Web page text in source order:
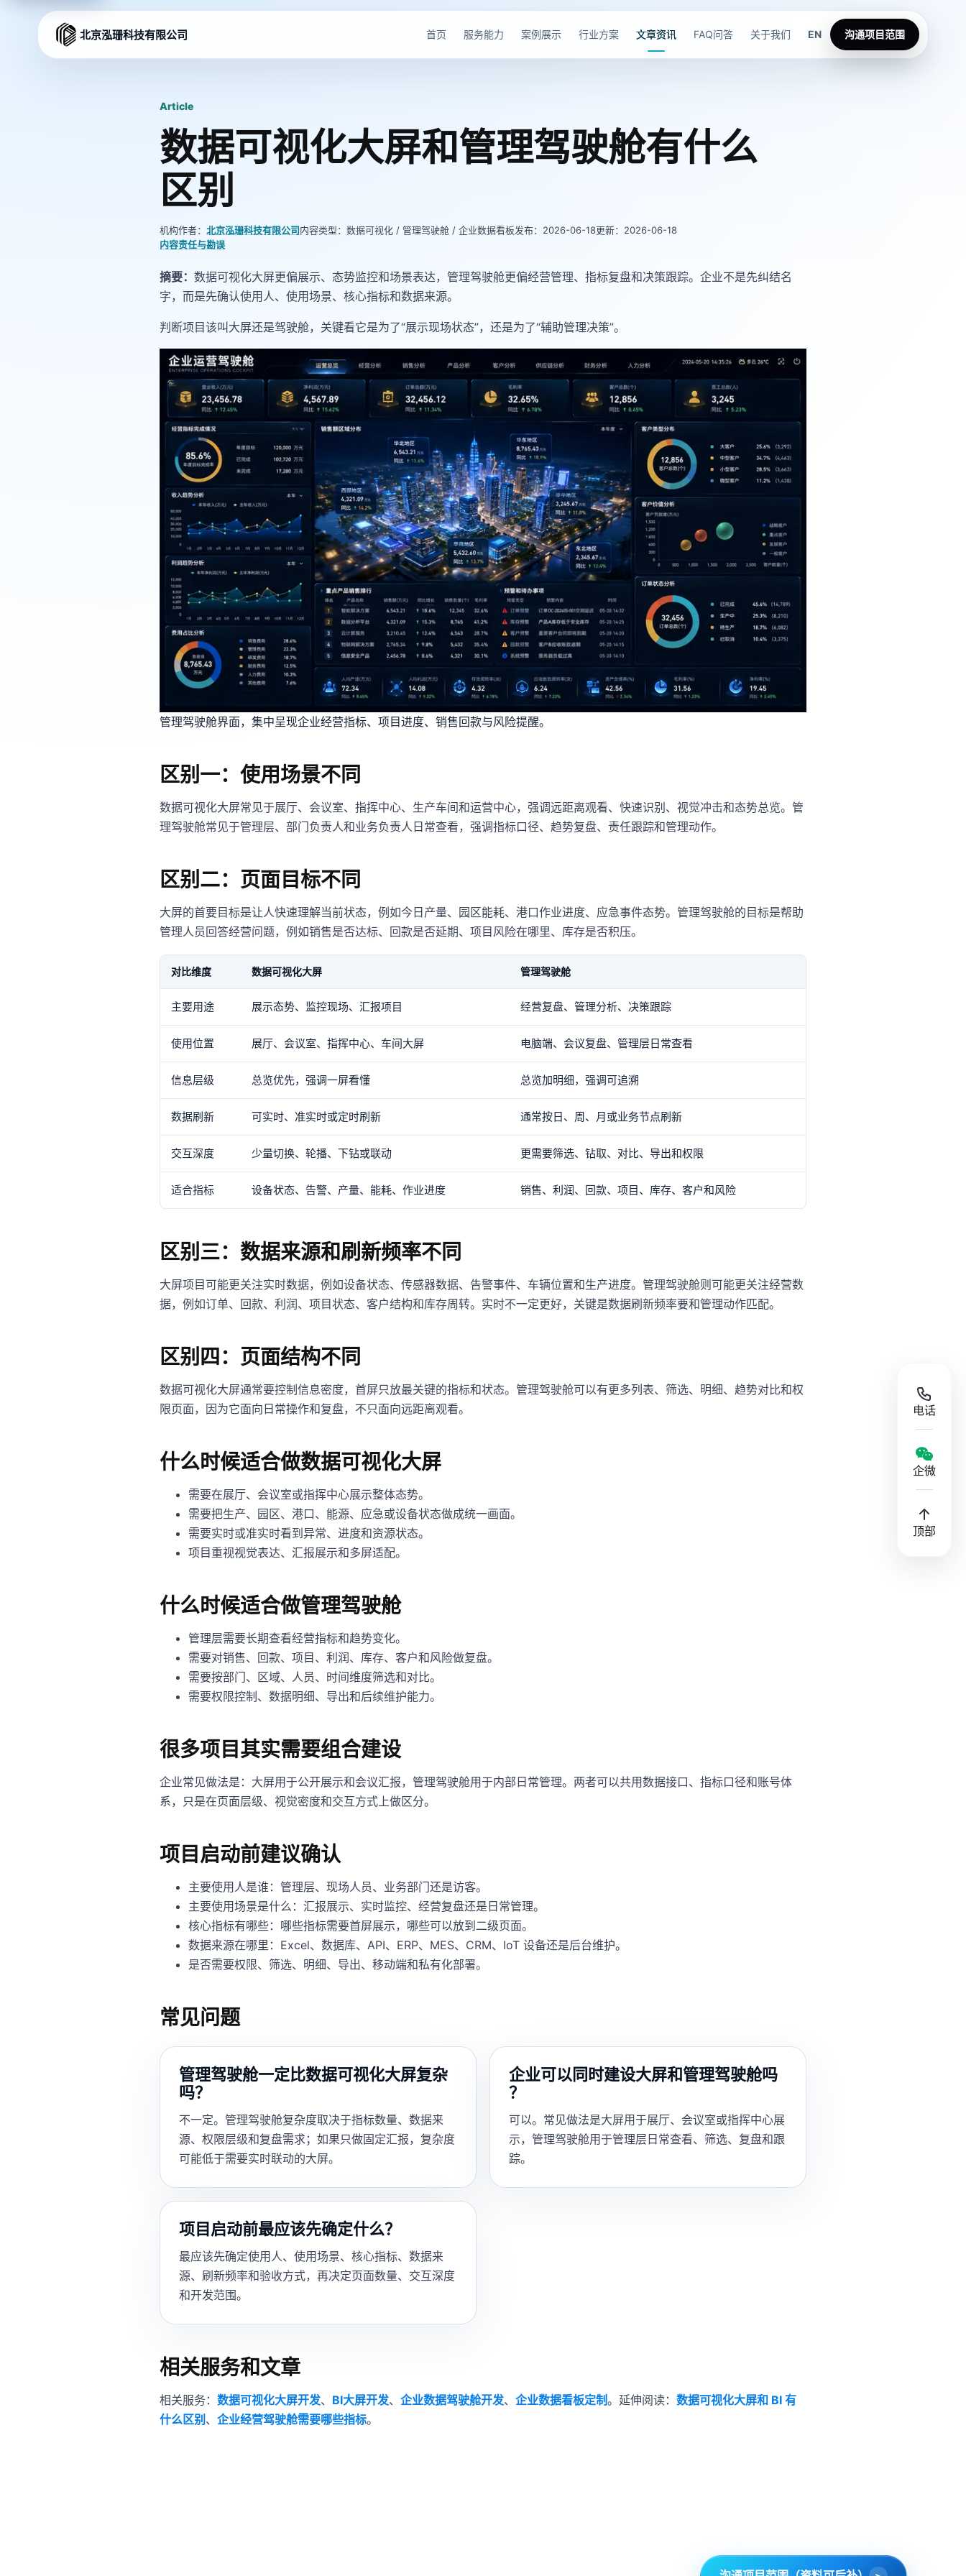
北京泓珊科技有限公司 首页 服务能力 案例展示 行业方案 文章资讯 FAQ问答 关于我们 EN 沟通项目范围
Article
数据可视化大屏和管理驾驶舱有什么
区别
机构作者： 北京泓珊科技有限公司内容类型：数据可视化 / 管理驾驶舱 / 企业数据看板发布：2026-06-18更新：2026-06-18
内容责任与勘误
摘要： 数据可视化大屏更偏展示、态势监控和场景表达，管理驾驶舱更偏经营管理、指标复盘和决策跟踪。企业不是先纠结名
字，而是先确认使用人、使用场景、核心指标和数据来源。
判断项目该叫大屏还是驾驶舱，关键看它是为了“展示现场状态”，还是为了“辅助管理决策”。
管理驾驶舱界面，集中呈现企业经营指标、项目进度、销售回款与风险提醒。
区别一：使用场景不同
数据可视化大屏常见于展厅、会议室、指挥中心、生产车间和运营中心，强调远距离观看、快速识别、视觉冲击和态势总览。管
理驾驶舱常见于管理层、部门负责人和业务负责人日常查看，强调指标口径、趋势复盘、责任跟踪和管理动作。
区别二：页面目标不同
大屏的首要目标是让人快速理解当前状态，例如今日产量、园区能耗、港口作业进度、应急事件态势。管理驾驶舱的目标是帮助
管理人员回答经营问题，例如销售是否达标、回款是否延期、项目风险在哪里、库存是否积压。
对比维度 数据可视化大屏 管理驾驶舱
主要用途 展示态势、监控现场、汇报项目 经营复盘、管理分析、决策跟踪
使用位置 展厅、会议室、指挥中心、车间大屏 电脑端、会议复盘、管理层日常查看
信息层级 总览优先，强调一屏看懂 总览加明细，强调可追溯
数据刷新 可实时、准实时或定时刷新 通常按日、周、月或业务节点刷新
交互深度 少量切换、轮播、下钻或联动 更需要筛选、钻取、对比、导出和权限
适合指标 设备状态、告警、产量、能耗、作业进度 销售、利润、回款、项目、库存、客户和风险
区别三：数据来源和刷新频率不同
大屏项目可能更关注实时数据，例如设备状态、传感器数据、告警事件、车辆位置和生产进度。管理驾驶舱则可能更关注经营数
据，例如订单、回款、利润、项目状态、客户结构和库存周转。实时不一定更好，关键是数据刷新频率要和管理动作匹配。
区别四：页面结构不同
数据可视化大屏通常要控制信息密度，首屏只放最关键的指标和状态。管理驾驶舱可以有更多列表、筛选、明细、趋势对比和权
限页面，因为它面向日常操作和复盘，不只面向远距离观看。
什么时候适合做数据可视化大屏
需要在展厅、会议室或指挥中心展示整体态势。
需要把生产、园区、港口、能源、应急或设备状态做成统一画面。
需要实时或准实时看到异常、进度和资源状态。
项目重视视觉表达、汇报展示和多屏适配。
什么时候适合做管理驾驶舱
管理层需要长期查看经营指标和趋势变化。
需要对销售、回款、项目、利润、库存、客户和风险做复盘。
需要按部门、区域、人员、时间维度筛选和对比。
需要权限控制、数据明细、导出和后续维护能力。
很多项目其实需要组合建设
企业常见做法是：大屏用于公开展示和会议汇报，管理驾驶舱用于内部日常管理。两者可以共用数据接口、指标口径和账号体
系，只是在页面层级、视觉密度和交互方式上做区分。
项目启动前建议确认
主要使用人是谁：管理层、现场人员、业务部门还是访客。
主要使用场景是什么：汇报展示、实时监控、经营复盘还是日常管理。
核心指标有哪些：哪些指标需要首屏展示，哪些可以放到二级页面。
数据来源在哪里：Excel、数据库、API、ERP、MES、CRM、IoT 设备还是后台维护。
是否需要权限、筛选、明细、导出、移动端和私有化部署。
常见问题
管理驾驶舱一定比数据可视化大屏复杂
吗？
不一定。管理驾驶舱复杂度取决于指标数量、数据来
源、权限层级和复盘需求；如果只做固定汇报，复杂度
可能低于需要实时联动的大屏。
企业可以同时建设大屏和管理驾驶舱吗
？
可以。常见做法是大屏用于展厅、会议室或指挥中心展
示，管理驾驶舱用于管理层日常查看、筛选、复盘和跟
踪。
项目启动前最应该先确定什么？
最应该先确定使用人、使用场景、核心指标、数据来
源、刷新频率和验收方式，再决定页面数量、交互深度
和开发范围。
相关服务和文章
相关服务： 数据可视化大屏开发、 BI大屏开发、 企业数据驾驶舱开发、 企业数据看板定制。延伸阅读： 数据可视化大屏和 BI 有
什么区别 、 企业经营驾驶舱需要哪些指标。
电话
企微
顶部